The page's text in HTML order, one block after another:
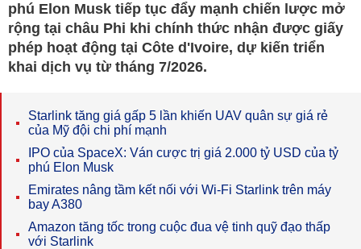
phú Elon Musk tiếp tục đẩy mạnh chiến lược mở
rộng tại châu Phi khi chính thức nhận được giấy
phép hoạt động tại Côte d'Ivoire, dự kiến triển
khai dịch vụ từ tháng 7/2026.
Starlink tăng giá gấp 5 lần khiến UAV quân sự giá rẻ
của Mỹ đội chi phí mạnh
IPO của SpaceX: Ván cược trị giá 2.000 tỷ USD của tỷ
phú Elon Musk
Emirates nâng tầm kết nối với Wi-Fi Starlink trên máy
bay A380
Amazon tăng tốc trong cuộc đua vệ tinh quỹ đạo thấp
với Starlink